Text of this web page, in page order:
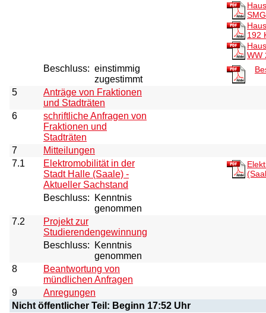
192
WW
Beschluss: einstimmig
zugestimmt
5
Anträge von Fraktionen
und Stadträten
6
schriftliche Anfragen von
Fraktionen und
Stadträten
7
Mitteilungen
7.1
Elektromobilität in der
Stadt Halle (Saale) -
Aktueller Sachstand
Beschluss:
Kenntnis
genommen
7.2
Projekt zur
Studierendengewinnung
Beschluss:
Kenntnis
genommen
8
Beantwortung von
mündlichen Anfragen
9
Anregungen
Nicht öffentlicher Teil: Beginn 17:52 Uhr